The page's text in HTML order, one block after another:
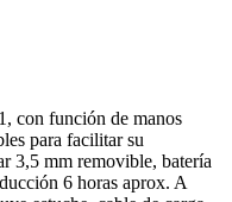
con función de manos
para facilitar su
3,5 mm removible, batería
6 horas aprox. A